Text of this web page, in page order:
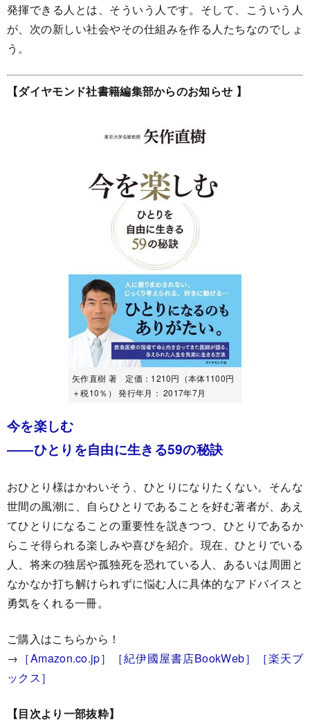
発揮できる人とは、そういう人です。そして、こういう人
が、次の新しい社会やその仕組みを作る人たちなのでしょ
う。
【ダイヤモンド社書籍編集部からのお知らせ 】
矢作直樹 著 定価：1210円（本体1100円
＋税10％） 発行年月： 2017年7月
今を楽しむ
――ひとりを自由に生きる59の秘訣
おひとり様はかわいそう、ひとりになりたくない。そんな
世間の風潮に、自らひとりであることを好む著者が、あえ
てひとりになることの重要性を説きつつ、ひとりであるか
らこそ得られる楽しみや喜びを紹介。現在、ひとりでいる
人、将来の独居や孤独死を恐れている人、あるいは周囲と
なかなか打ち解けられずに悩む人に具体的なアドバイスと
勇気をくれる一冊。
ご購入はこちらから！
→ ［Amazon.co.jp］ ［紀伊國屋書店BookWeb］
［楽天ブ
ックス］
【目次より一部抜粋】